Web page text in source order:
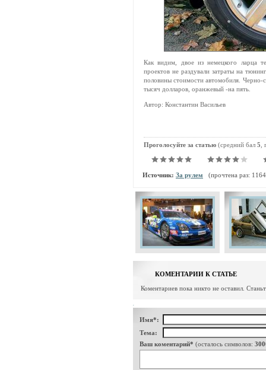
Как видим, двое из немецкого ларца
проектов не раздували затраты на
половины стоимости автомобиля. Черно-
тысяч долларов, оранжевый -на пять.
Автор: Константин Васильев
Проголосуйте за статью (средний бал 5
Источник: За рулем (прочтена раз:
КОМЕНТАРИИ К СТАТЬЕ
Коментариев пока никто не оставил.
Имя*:
Тема:
Ваш коментарий* (осталось символов: